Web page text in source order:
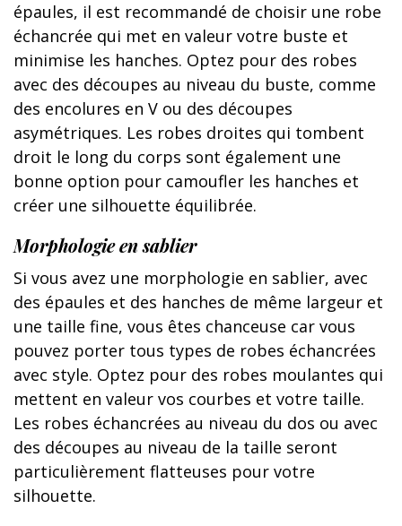
épaules, il est recommandé de choisir une robe
échancrée qui met en valeur votre buste et
minimise les hanches. Optez pour des robes
avec des découpes au niveau du buste, comme
des encolures en V ou des découpes
asymétriques. Les robes droites qui tombent
droit le long du corps sont également une
bonne option pour camoufler les hanches et
créer une silhouette équilibrée.
Morphologie en sablier
Si vous avez une morphologie en sablier, avec
des épaules et des hanches de même largeur et
une taille fine, vous êtes chanceuse car vous
pouvez porter tous types de robes échancrées
avec style. Optez pour des robes moulantes qui
mettent en valeur vos courbes et votre taille.
Les robes échancrées au niveau du dos ou avec
des découpes au niveau de la taille seront
particulièrement flatteuses pour votre
silhouette.